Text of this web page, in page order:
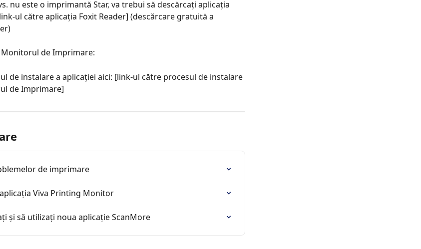
nu este o imprimantă Star, va trebui să descărcați aplicația
ul către aplicația Foxit Reader] (descărcare gratuită a
de Imprimare:
de instalare a aplicației aici: [link-ul către procesul de instalare
de Imprimare]
de imprimare
Viva Printing Monitor
și să utilizați noua aplicație ScanMore